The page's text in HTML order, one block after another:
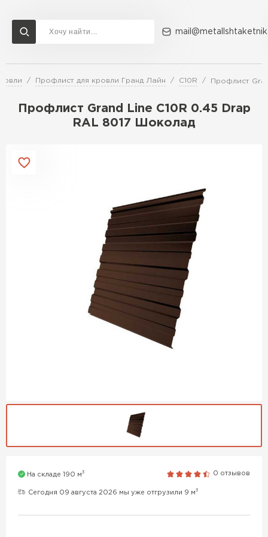
Профлист для кровли Гранд Лайн C10R Профлист
Профлист Grand Line C10R 0.45 Drap
RAL 8017 Шоколад
На складе 190 м3 0 отзывов
Сегодня 09 августа 2026 мы уже отгрузили 9 м3
Доставка и оплата Акции О компании Контакты
Перейти в каталог